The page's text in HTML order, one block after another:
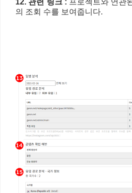
12. 관련 링크 : 프로젝트와 연관
의 조회 수를 보여줍니다.